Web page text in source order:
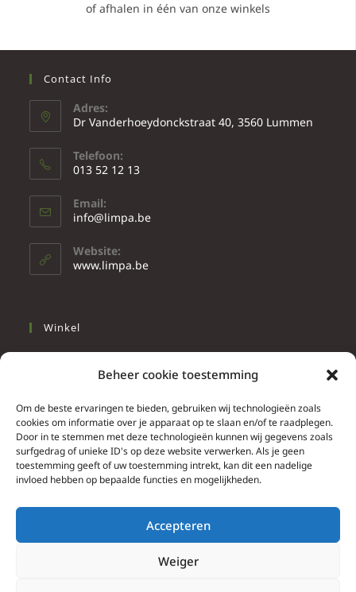
Beheer cookie toestemming
Om de beste ervaringen te bieden, gebruiken wij technologieën zoals
cookies om informatie over je apparaat op te slaan en/of te raadplegen.
Door in te stemmen met deze technologieën kunnen wij gegevens zoals
surfgedrag of unieke ID's op deze website verwerken. Als je geen
toestemming geeft of uw toestemming intrekt, kan dit een nadelige
invloed hebben op bepaalde functies en mogelijkheden.
Accepteren
Weiger
of afhalen in één van onze winkels
Contact Info
Adres:
Dr Vanderhoeydonckstraat 40, 3560 Lummen
Telefoon:
013 52 12 13
Email:
info@limpa.be
Website:
www.limpa.be
Winkel
Wonen
Info
Contacteer ons